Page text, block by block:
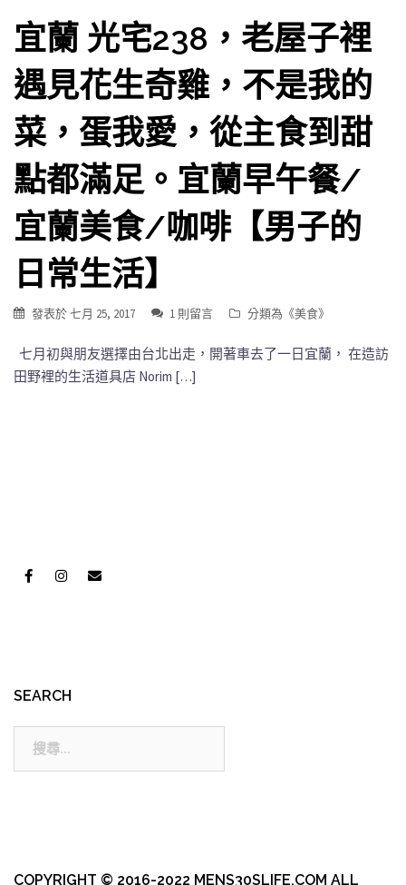
宜蘭 光宅238，老屋子裡
遇見花生奇雞，不是我的
菜，蛋我愛，從主食到甜
點都滿足。宜蘭早午餐/
宜蘭美食/咖啡【男子的
日常生活】
發表於七月 25, 2017 1 則留言 分類為《美食》
七月初與朋友選擇由台北出走，開著車去了一日宜蘭， 在造訪
田野裡的生活道具店 Norim […]
SEARCH
COPYRIGHT © 2016-2022 MENS30SLIFE.COM ALL